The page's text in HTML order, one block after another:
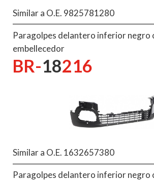
Similar a O.E. 9825781280
Paragolpes delantero inferior negro
embellecedor
BR-18216
Similar a O.E. 1632657380
Paragolpes delantero inferior negro